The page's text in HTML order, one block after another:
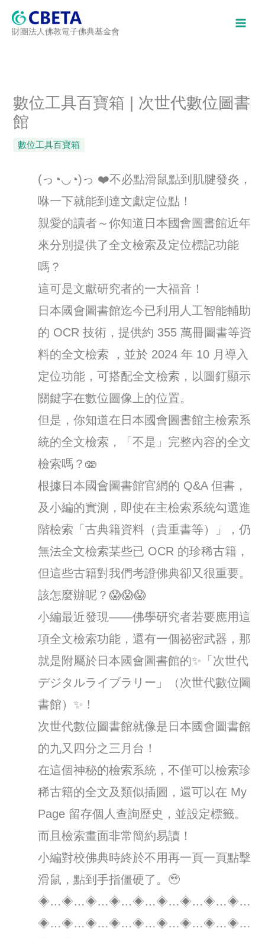
財團法人佛教電子佛典基金會
數位工具百寶箱 | 次世代數位圖書
館
數位工具百寶箱
(っ◔◡◔)っ ❤️不必點滑鼠點到肌腱發炎，
咻一下就能到達文獻定位點！
親愛的讀者～你知道日本國會圖書館近年
來分別提供了全文檢索及定位標記功能
嗎？
這可是文獻研究者的一大福音！
日本國會圖書館迄今已利用人工智能輔助
的 OCR 技術，提供約 355 萬冊圖書等資
料的全文檢索 ，並於 2024 年 10 月導入
定位功能，可搭配全文檢索，以圖釘顯示
關鍵字在數位圖像上的位置。
但是，你知道在日本國會圖書館主檢索系
統的全文檢索，「不是」完整內容的全文
檢索嗎？🫨
根據日本國會圖書館官網的 Q&A 但書，
及小編的實測，即使在主檢索系統勾選進
階檢索「古典籍資料（貴重書等）」，仍
無法全文檢索某些已 OCR 的珍稀古籍，
但這些古籍對我們考證佛典卻又很重要。
該怎麼辦呢？😱😱😱
小編最近發現——佛學研究者若要應用這
項全文檢索功能，還有一個祕密武器，那
就是附屬於日本國會圖書館的✨「次世代
デジタルライブラリー」（次世代數位圖
書館）✨！
次世代數位圖書館就像是日本國會圖書館
的九又四分之三月台！
在這個神秘的檢索系統，不僅可以檢索珍
稀古籍的全文及類似插圖，還可以在 My
Page 留存個人查詢歷史，並設定標籤。
而且檢索畫面非常簡約易讀！
小編對校佛典時終於不用再一頁一頁點擊
滑鼠，點到手指僵硬了。🥹
◈…◈…◈…◈…◈…◈…◈…◈…◈…
◈…◈…◈…◈…◈…◈…◈…◈…◈…